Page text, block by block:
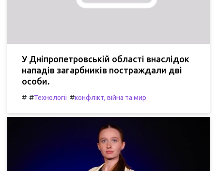
У Дніпропетровській області внаслідок
нападів загарбників постраждали дві
особи.
# #Технології #конфлікт, війна та мир